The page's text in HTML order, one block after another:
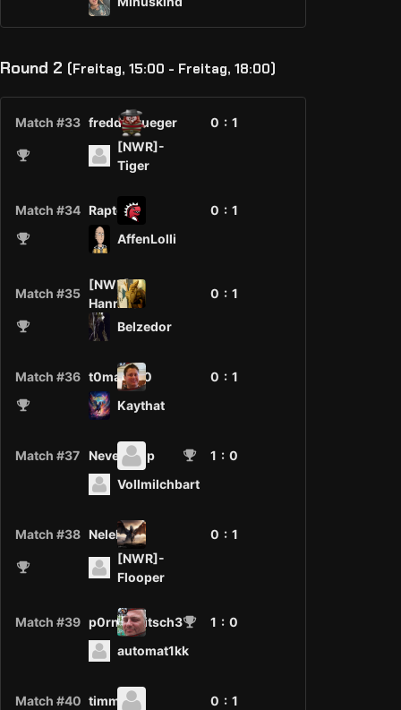
Round 2 (Freitag, 15:00 - Freitag, 18:00)
Match #33 freddykrueger 0 : 1
[NWR]-
Tiger
Match #34 Raptorz 0 : 1
AffenLolli
Match #35
[NWR]-
Hannibal
0 : 1
Belzedor
Match #36 t0mat000 0 : 1
Kaythat
Match #37 NeverDrop 1 : 0
Vollmilchbart
Match #38 Nelelex 0 : 1
[NWR]-
Flooper
Match #39 p0rn0p3itsch3 1 : 0
automat1kk
Match #40 timmi 0 : 1